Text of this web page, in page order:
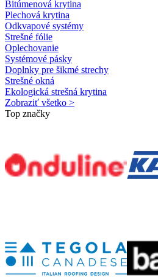
Bitúmenová krytina
Plechová krytina
Odkvapové systémy
Strešné fólie
Oplechovanie
Systémové pásky
Doplnky pre šikmé strechy
Strešné okná
Ekologická strešná krytina
Zobraziť všetko >
Top značky